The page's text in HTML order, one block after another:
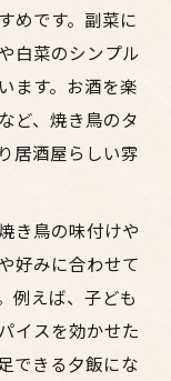
めです。副菜に
白菜のシンプル
ます。お酒を楽
ど、焼き鳥のタ
居酒屋らしい雰
き鳥の味付けや
好みに合わせて
例えば、子ども
イスを効かせた
できる夕飯にな